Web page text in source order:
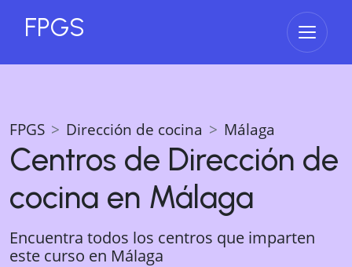
FPGS Abrir
FPGS Dirección de cocina Málaga
Centros de Dirección de
cocina en Málaga
Encuentra todos los centros que imparten
este curso en Málaga